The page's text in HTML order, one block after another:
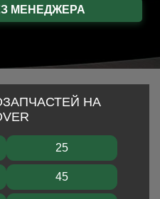
МЕНЕДЖЕРА
НА
25
45